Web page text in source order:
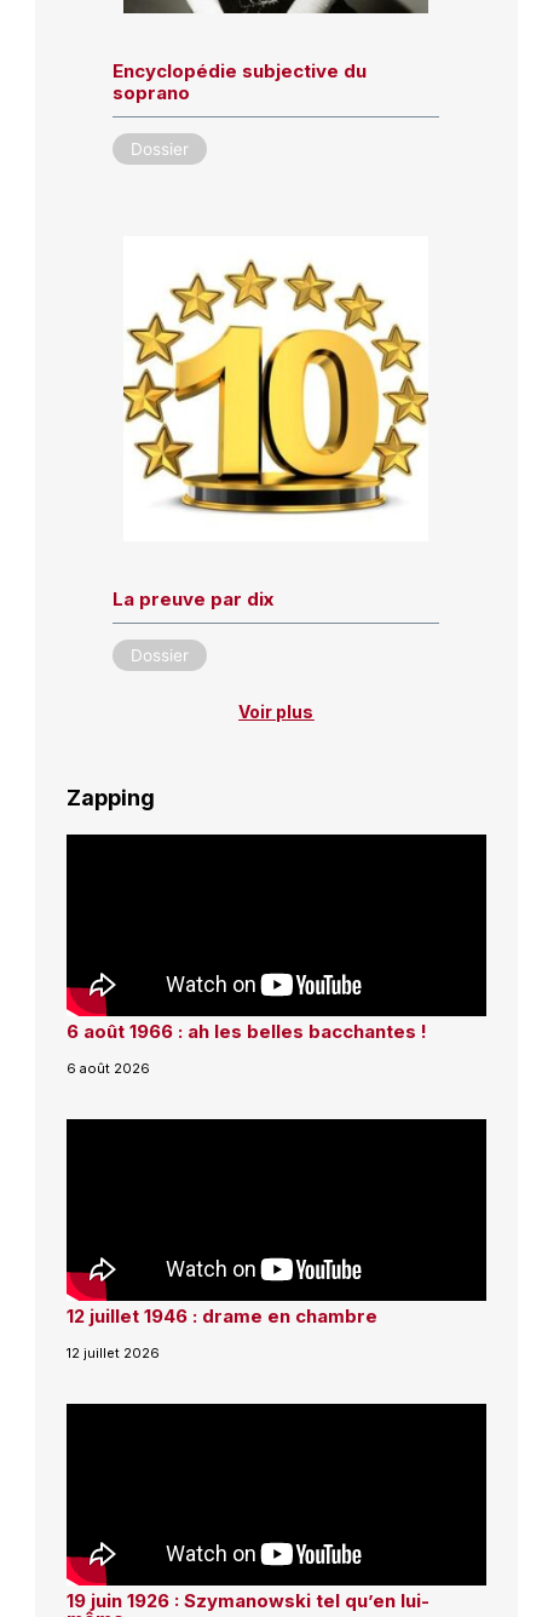
Encyclopédie subjective du
soprano
Dossier
La preuve par dix
Dossier
Voir plus
Zapping
6 août 1966 : ah les belles bacchantes !
6 août 2026
12 juillet 1946 : drame en chambre
12 juillet 2026
19 juin 1926 : Szymanowski tel qu’en lui-